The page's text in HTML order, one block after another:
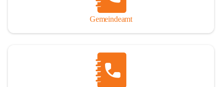
Gemeindeamt